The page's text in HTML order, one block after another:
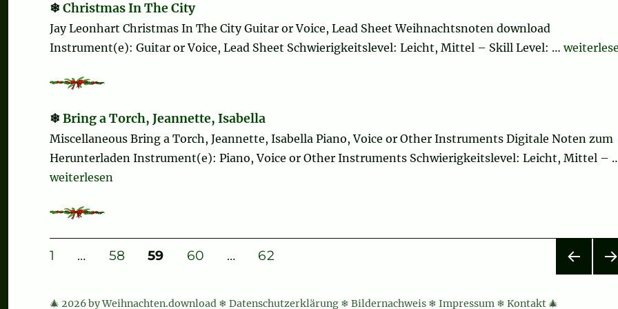
Christmas In The City
Jay Leonhart Christmas In The City Guitar or Voice, Lead Sheet Weihnachtsnoten download
Instrument(e): Guitar or Voice, Lead Sheet Schwierigkeitslevel: Leicht, Mittel – Skill Level: …
Bring a Torch, Jeannette, Isabella
Miscellaneous Bring a Torch, Jeannette, Isabella Piano, Voice or Other Instruments Digitale Noten zum
Herunterladen Instrument(e): Piano, Voice or Other Instruments Schwierigkeitslevel: Leicht, Mittel –
„Bring a Torch, Jeannette, Isabella“
weiterlesen
Seitennummerierung
SEITE
1 … SEITE
58 SEITE
59 SEITE
60 … SEITE
62
🎄 2026 by Weihnachten.download ❄ Datenschutzerklärung ❄ Bildernachweis ❄ Impressum ❄ Kontakt 🎄